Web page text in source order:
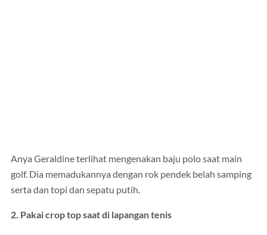
Anya Geraldine terlihat mengenakan baju polo saat main
golf. Dia memadukannya dengan rok pendek belah samping
serta dan topi dan sepatu putih.
2. Pakai crop top saat di lapangan tenis